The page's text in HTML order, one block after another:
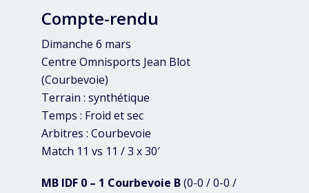
Compte-rendu
Dimanche 6 mars
Centre Omnisports Jean Blot
(Courbevoie)
Terrain : synthétique
Temps : Froid et sec
Arbitres : Courbevoie
Match 11 vs 11 / 3 x 30′
MB IDF 0 – 1 Courbevoie B(0-0 / 0-0 /